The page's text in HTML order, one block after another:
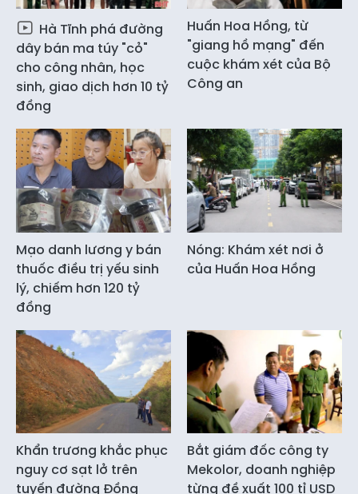
Hà Tĩnh phá đường
dây bán ma túy "cỏ"
cho công nhân, học
sinh, giao dịch hơn 10 tỷ
đồng
Huấn Hoa Hồng, từ
"giang hồ mạng" đến
cuộc khám xét của Bộ
Công an
Mạo danh lương y bán
thuốc điều trị yếu sinh
lý, chiếm hơn 120 tỷ
đồng
Nóng: Khám xét nơi ở
của Huấn Hoa Hồng
Khẩn trương khắc phục
nguy cơ sạt lở trên
tuyến đường Đồng
Bắt giám đốc công ty
Mekolor, doanh nghiệp
từng đề xuất 100 tỉ USD